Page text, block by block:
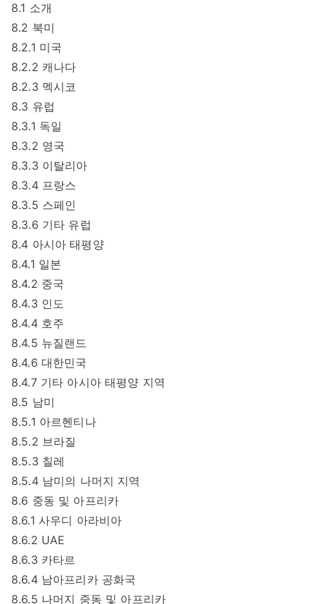
8.1 소개
8.2 북미
8.2.1 미국
8.2.2 캐나다
8.2.3 멕시코
8.3 유럽
8.3.1 독일
8.3.2 영국
8.3.3 이탈리아
8.3.4 프랑스
8.3.5 스페인
8.3.6 기타 유럽
8.4 아시아 태평양
8.4.1 일본
8.4.2 중국
8.4.3 인도
8.4.4 호주
8.4.5 뉴질랜드
8.4.6 대한민국
8.4.7 기타 아시아 태평양 지역
8.5 남미
8.5.1 아르헨티나
8.5.2 브라질
8.5.3 칠레
8.5.4 남미의 나머지 지역
8.6 중동 및 아프리카
8.6.1 사우디 아라비아
8.6.2 UAE
8.6.3 카타르
8.6.4 남아프리카 공화국
8.6.5 나머지 중동 및 아프리카